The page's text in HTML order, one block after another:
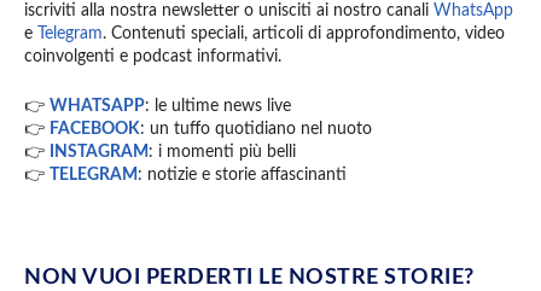
iscriviti alla nostra newsletter o unisciti ai nostro canali WhatsApp
e
Telegram. Contenuti speciali, articoli di approfondimento, video
coinvolgenti e podcast informativi.
👉 WHATSAPP: le ultime news live
👉 FACEBOOK: un tuffo quotidiano nel nuoto
👉
INSTAGRAM : i momenti più belli
👉
TELEGRAM : notizie e storie affascinanti
NON VUOI PERDERTI LE NOSTRE STORIE?